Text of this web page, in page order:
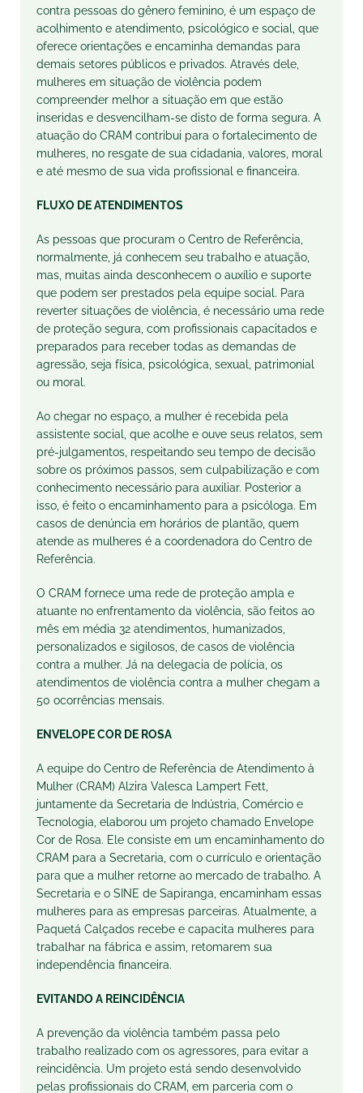
contra pessoas do gênero feminino, é um espaço de
acolhimento e atendimento, psicológico e social, que
oferece orientações e encaminha demandas para
demais setores públicos e privados. Através dele,
mulheres em situação de violência podem
compreender melhor a situação em que estão
inseridas e desvencilham-se disto de forma segura. A
atuação do CRAM contribui para o fortalecimento de
mulheres, no resgate de sua cidadania, valores, moral
e até mesmo de sua vida profissional e financeira.
FLUXO DE ATENDIMENTOS
As pessoas que procuram o Centro de Referência,
normalmente, já conhecem seu trabalho e atuação,
mas, muitas ainda desconhecem o auxílio e suporte
que podem ser prestados pela equipe social. Para
reverter situações de violência, é necessário uma rede
de proteção segura, com profissionais capacitados e
preparados para receber todas as demandas de
agressão, seja física, psicológica, sexual, patrimonial
ou moral.
Ao chegar no espaço, a mulher é recebida pela
assistente social, que acolhe e ouve seus relatos, sem
pré-julgamentos, respeitando seu tempo de decisão
sobre os próximos passos, sem culpabilização e com
conhecimento necessário para auxiliar. Posterior a
isso, é feito o encaminhamento para a psicóloga. Em
casos de denúncia em horários de plantão, quem
atende as mulheres é a coordenadora do Centro de
Referência.
O CRAM fornece uma rede de proteção ampla e
atuante no enfrentamento da violência, são feitos ao
mês em média 32 atendimentos, humanizados,
personalizados e sigilosos, de casos de violência
contra a mulher. Já na delegacia de polícia, os
atendimentos de violência contra a mulher chegam a
50 ocorrências mensais.
ENVELOPE COR DE ROSA
A equipe do Centro de Referência de Atendimento à
Mulher (CRAM) Alzira Valesca Lampert Fett,
juntamente da Secretaria de Indústria, Comércio e
Tecnologia, elaborou um projeto chamado Envelope
Cor de Rosa. Ele consiste em um encaminhamento do
CRAM para a Secretaria, com o currículo e orientação
para que a mulher retorne ao mercado de trabalho. A
Secretaria e o SINE de Sapiranga, encaminham essas
mulheres para as empresas parceiras. Atualmente, a
Paquetá Calçados recebe e capacita mulheres para
trabalhar na fábrica e assim, retomarem sua
independência financeira.
EVITANDO A REINCIDÊNCIA
A prevenção da violência também passa pelo
trabalho realizado com os agressores, para evitar a
reincidência. Um projeto está sendo desenvolvido
pelas profissionais do CRAM, em parceria com o